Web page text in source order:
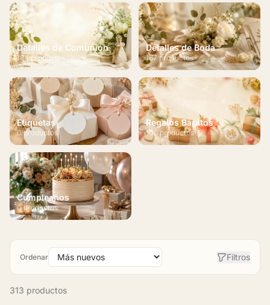
Detalles de Comunión
184 productos
Detalles de Boda
167 productos
Etiquetas
0 productos
Regalos Baratos
106 productos
Cumpleaños
0 productos
Ordenar Filtros
313 productos